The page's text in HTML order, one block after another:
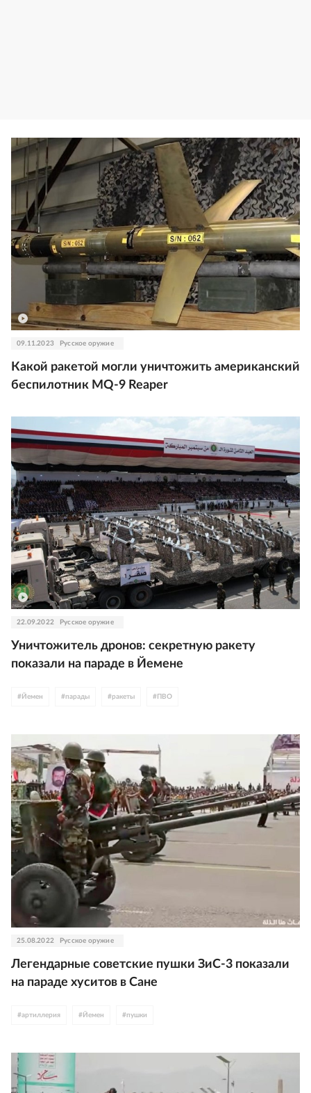
09.11.2023 Русское оружие
Какой ракетой могли уничтожить американский
беспилотник MQ-9 Reaper
22.09.2022 Русское оружие
Уничтожитель дронов: секретную ракету
показали на параде в Йемене
# Йемен #парады #ракеты # ПВО
25.08.2022 Русское оружие
Легендарные советские пушки ЗиС-3 показали
на параде хуситов в Сане
#артиллерия # Йемен #пушки